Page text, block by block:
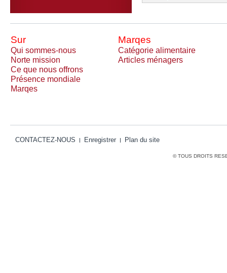
Sur Marqes
Qui sommes-nous
Catégorie alimentaire
Norte mission
Articles ménagers
Ce que nous offrons
Présence mondiale
Marqes
CONTACTEZ-NOUS Enregistrer Plan du site
© TOUS DROITS